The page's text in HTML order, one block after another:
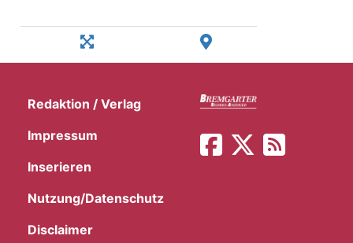
Redaktion / Verlag
Impressum
Inserieren
Nutzung/Datenschutz
Disclaimer